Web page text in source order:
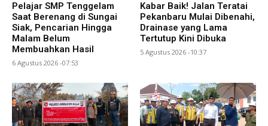
Pelajar SMP Tenggelam
Saat Berenang di Sungai
Siak, Pencarian Hingga
Malam Belum
Membuahkan Hasil
6 Agustus 2026 -07:53
Kabar Baik! Jalan Teratai
Pekanbaru Mulai Dibenahi,
Drainase yang Lama
Tertutup Kini Dibuka
5 Agustus 2026 -10:37